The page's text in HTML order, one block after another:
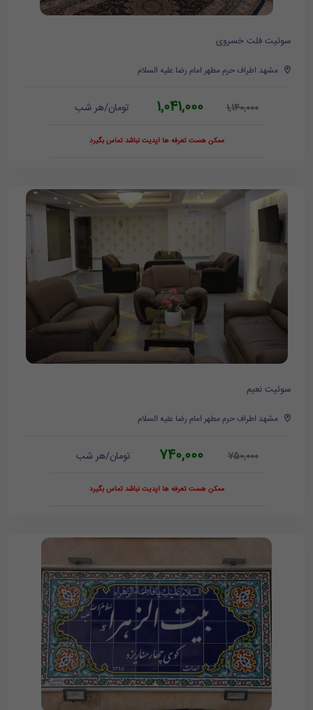
سوئیت فلت خسروی
مشهد اطراف حرم مطهر امام رضا علیه السلام
1,140,000
1,041,000 تومان/هر شب
ممکن هست تعرفه ها آپدیت نباشد تماس بگیرد
سوئیت نعیم
مشهد اطراف حرم مطهر امام رضا علیه السلام
750,000
740,000 تومان/هر شب
ممکن هست تعرفه ها آپدیت نباشد تماس بگیرد